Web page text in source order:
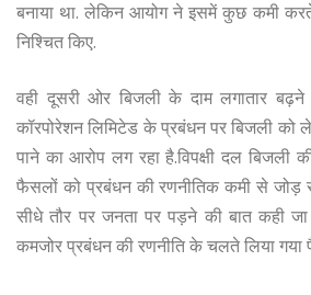
बनाया था. लेकिन आयोग ने इसमें कुछ कमी
निश्चित किए.
वही दूसरी ओर बिजली के दाम लगातार
कॉरपोरेशन लिमिटेड के प्रबंधन पर बिजली को
पाने का आरोप लग रहा है.विपक्षी दल बिजली
फैसलों को प्रबंधन की रणनीतिक कमी से जोड़
सीधे तौर पर जनता पर पड़ने की बात कही जा
कमजोर प्रबंधन की रणनीति के चलते लिया गया